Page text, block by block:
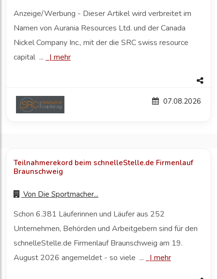
Anzeige/Werbung - Dieser Artikel wird verbreitet im
Namen von Aurania Resources Ltd. und der Canada
Nickel Company Inc., mit der die SRC swiss resource
capital ...
| mehr
07.08.2026
Teilnahmerekord beim schnelleStelle.de Firmenlauf
Braunschweig
Von Die Sportmacher...
Schon 6.381 Läuferinnen und Läufer aus 252
Unternehmen, Behörden und Arbeitgebern sind für den
schnelleStelle.de Firmenlauf Braunschweig am 19.
August 2026 angemeldet - so viele ...
| mehr